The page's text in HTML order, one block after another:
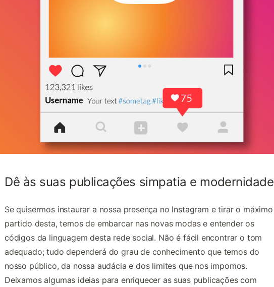
Dê às suas publicações simpatia e modernidade
Se quisermos instaurar a nossa presença no Instagram e tirar o máximo
partido desta, temos de embarcar nas novas modas e entender os
códigos da linguagem desta rede social. Não é fácil encontrar o tom
adequado; tudo dependerá do grau de conhecimento que temos do
nosso público, da nossa audácia e dos limites que nos impomos.
Deixamos algumas ideias para enriquecer as suas publicações com